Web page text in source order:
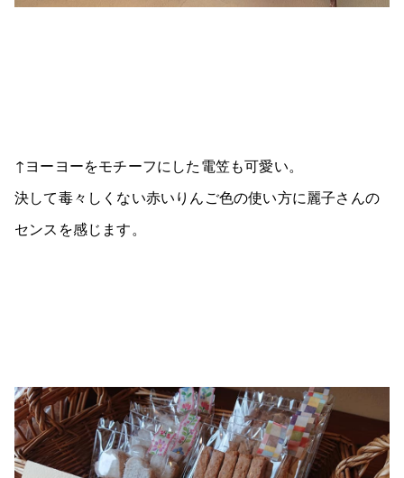
↑ヨーヨーをモチーフにした電笠も可愛い。
決して毒々しくない赤いりんご色の使い方に麗子さんの
センスを感じます。